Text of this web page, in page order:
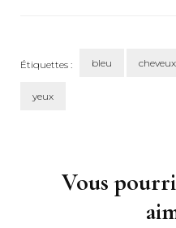
Étiquettes : bleu cheveux
yeux
Vous